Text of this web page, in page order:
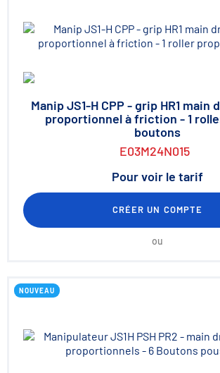
Manip JS1-H CPP - grip HR1 main
proportionnel à friction - 1
boutons
E03M24N015
Pour voir le tarif
CRÉER UN COMPTE
ou
NOUVEAU